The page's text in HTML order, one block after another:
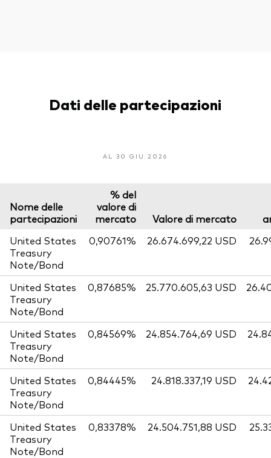
Dati delle partecipazioni
AL 30 GIU 2026
Nome delle
partecipazioni
% del
valore di
mercato
Valore di mercato
United States
Treasury
Note/Bond
0,90761% 26.674.699,22 USD
United States
Treasury
Note/Bond
0,87685% 25.770.605,63 USD
United States
Treasury
Note/Bond
0,84569% 24.854.764,69 USD
United States
Treasury
Note/Bond
0,84445% 24.818.337,19 USD
United States
Treasury
Note/Bond
0,83378% 24.504.751,88 USD